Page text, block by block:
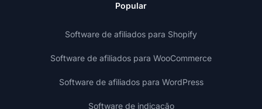
Popular
Software de afiliados para Shopify
Software de afiliados para WooCommerce
Software de afiliados para WordPress
Software de indicação